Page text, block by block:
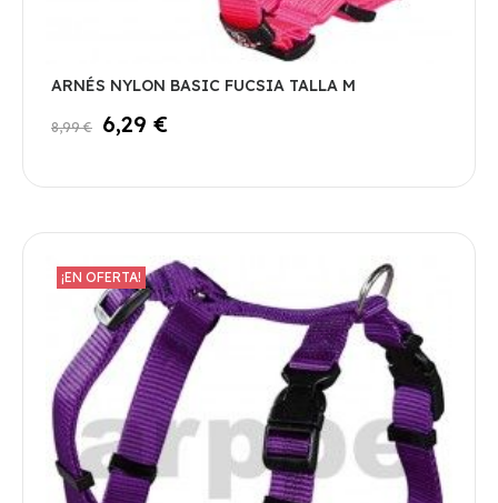
ARNÉS NYLON BASIC FUCSIA TALLA M
8,99 € 6,29 €
¡EN OFERTA!